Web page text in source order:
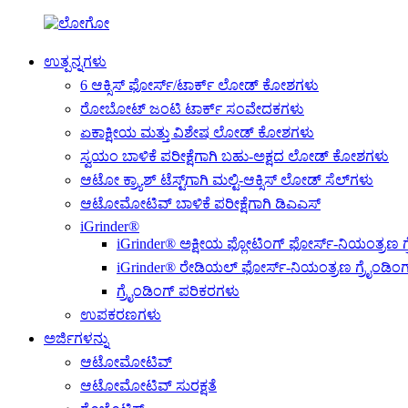
ಉತ್ಪನ್ನಗಳು
6 ಆಕ್ಸಿಸ್ ಫೋರ್ಸ್/ಟಾರ್ಕ್ ಲೋಡ್ ಕೋಶಗಳು
ರೋಬೋಟ್ ಜಂಟಿ ಟಾರ್ಕ್ ಸಂವೇದಕಗಳು
ಏಕಾಕ್ಷೀಯ ಮತ್ತು ವಿಶೇಷ ಲೋಡ್ ಕೋಶಗಳು
ಸ್ವಯಂ ಬಾಳಿಕೆ ಪರೀಕ್ಷೆಗಾಗಿ ಬಹು-ಅಕ್ಷದ ಲೋಡ್ ಕೋಶಗಳು
ಆಟೋ ಕ್ರ್ಯಾಶ್ ಟೆಸ್ಟ್‌ಗಾಗಿ ಮಲ್ಟಿ-ಆಕ್ಸಿಸ್ ಲೋಡ್ ಸೆಲ್‌ಗಳು
ಆಟೋಮೋಟಿವ್ ಬಾಳಿಕೆ ಪರೀಕ್ಷೆಗಾಗಿ ಡಿಎಎಸ್
iGrinder®
iGrinder® ಅಕ್ಷೀಯ ಫ್ಲೋಟಿಂಗ್ ಫೋರ್ಸ್-ನಿಯಂತ್ರಣ
iGrinder® ರೇಡಿಯಲ್ ಫೋರ್ಸ್-ನಿಯಂತ್ರಣ
ಗ್ರೈಂಡಿಂಗ್ ಪರಿಕರಗಳು
ಉಪಕರಣಗಳು
ಅರ್ಜಿಗಳನ್ನು
ಆಟೋಮೋಟಿವ್
ಆಟೋಮೋಟಿವ್ ಸುರಕ್ಷತೆ